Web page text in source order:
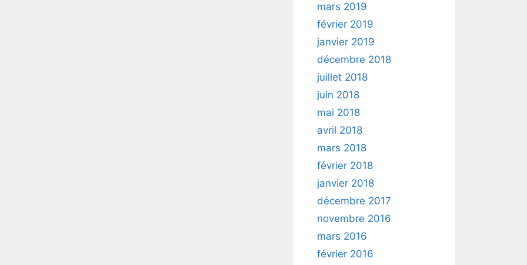
mars 2019
février 2019
janvier 2019
décembre 2018
juillet 2018
juin 2018
mai 2018
avril 2018
mars 2018
février 2018
janvier 2018
décembre 2017
novembre 2016
mars 2016
février 2016